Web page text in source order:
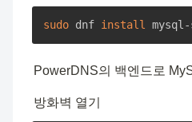
sudo dnf install
PowerDNS의 백엔드로
방화벽 열기